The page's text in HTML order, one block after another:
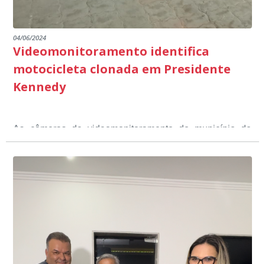
04/06/2024
Videomonitoramento identifica
motocicleta clonada em Presidente
Kennedy
As câmeras de videomonitoramento do município de
Presidente Kennedy identificaram neste fim de semana,
01 de junho, uma motocicleta com indícios de
adulteração, imediatamente, a central de
videomonitoramento acionou a Guarda Civil Municipal,
Durante a abordagem a adulteração foi comprovada,
através da conferência do Chassi, a motocicleta, bem
conta do sistema de videomonitoramento instalado
recentemente em todo o município de Presidente